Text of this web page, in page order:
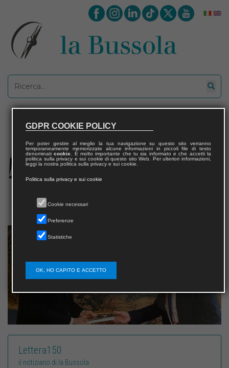
Lettera150
il notiziario di la Bussola
GDPR COOKIE POLICY
Per poter gestire al meglio la tua navigazione su questo sito verranno
temporaneamente memorizzate alcune informazioni in piccoli file di testo
denominaticookie . È molto importante che tu sia informato e che accetti la
politica sulla privacy e sui cookie di questo sito Web. Per ulteriori informazioni,
leggi la nostra politica sulla privacy e sui cookie.
Politica sulla privacy e sui cookie
Cookie necessari
Preferenze
Statistiche
OK, HO CAPITO E ACCETTO